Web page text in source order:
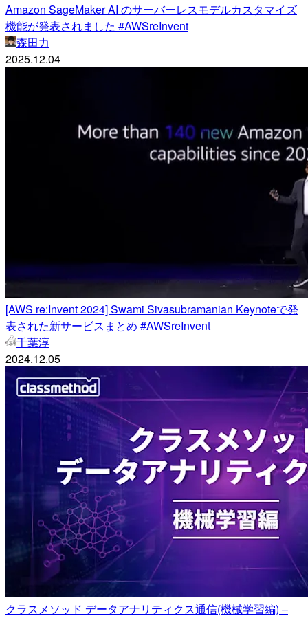
Amazon SageMaker AI のサーバーレスモデルカスタマイズ
機能が発表されました #AWSreInvent
森田力
2025.12.04
[AWS re:Invent 2024] Swami Sivasubramanian Keynoteで発
表された新サービスまとめ #AWSreInvent
千葉淳
2024.12.05
クラスメソッド データアナリティクス通信(機械学習編) –